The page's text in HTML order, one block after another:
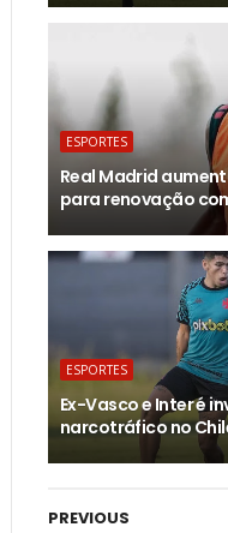
ESPORTES
Real Madrid
para renovação
ESPORTES
Ex-Vasco e Inter é
narcotráfico no
PREVIOUS